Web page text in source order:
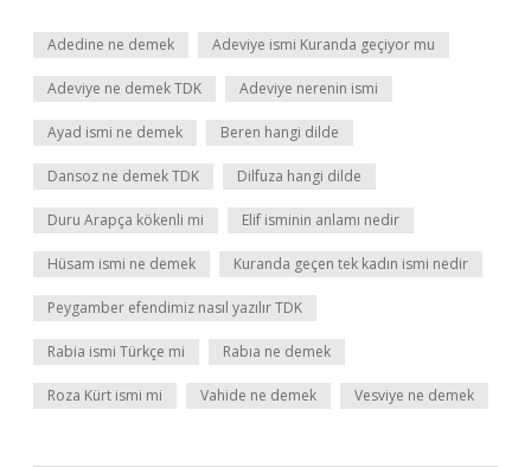
Adedine ne demek Adeviye ismi Kuranda geçiyor mu
Adeviye ne demek TDK Adeviye nerenin ismi
Ayad ismi ne demek Beren hangi dilde
Dansoz ne demek TDK Dilfuza hangi dilde
Duru Arapça kökenli mi Elif isminin anlamı nedir
Hüsam ismi ne demek Kuranda geçen tek kadın ismi nedir
Peygamber efendimiz nasıl yazılır TDK
Rabia ismi Türkçe mi Rabıa ne demek
Roza Kürt ismi mi Vahide ne demek Vesviye ne demek